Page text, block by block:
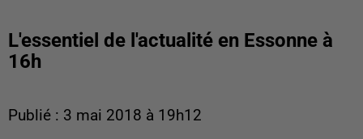
L'essentiel de l'actualité en Essonne à
16h
Publié : 3 mai 2018 à 19h12